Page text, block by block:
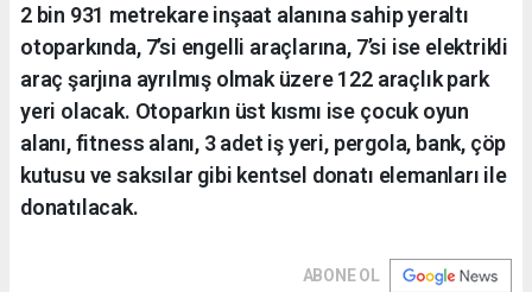
2 bin 931 metrekare inşaat alanına sahip yeraltı
otoparkında, 7’si engelli araçlarına, 7’si ise elektrikli
araç şarjına ayrılmış olmak üzere 122 araçlık park
yeri olacak. Otoparkın üst kısmı ise çocuk oyun
alanı, fitness alanı, 3 adet iş yeri, pergola, bank, çöp
kutusu ve saksılar gibi kentsel donatı elemanları ile
donatılacak.
ABONE OL